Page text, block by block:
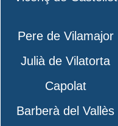
Pere de Vilamajor
Julià de Vilatorta
Capolat
Barberà del Vallès